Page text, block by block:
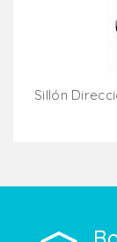
Sillón